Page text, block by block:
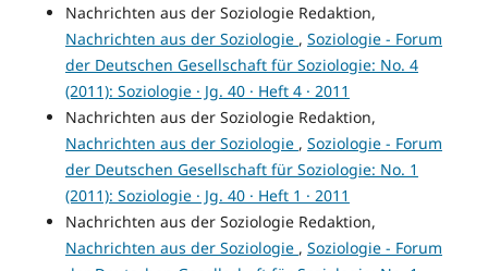
Nachrichten aus der Soziologie Redaktion,
Nachrichten aus der Soziologie , Soziologie - Forum
der Deutschen Gesellschaft für Soziologie: No. 4
(2011): Soziologie · Jg. 40 · Heft 4 · 2011
Nachrichten aus der Soziologie Redaktion,
Nachrichten aus der Soziologie , Soziologie - Forum
der Deutschen Gesellschaft für Soziologie: No. 1
(2011): Soziologie · Jg. 40 · Heft 1 · 2011
Nachrichten aus der Soziologie Redaktion,
Nachrichten aus der Soziologie , Soziologie - Forum